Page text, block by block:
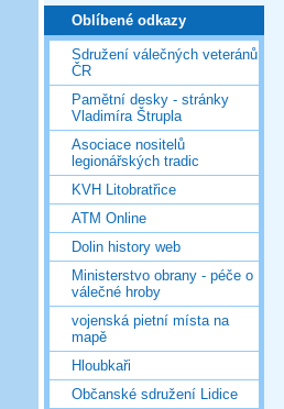
Oblíbené odkazy
Sdružení válečných veteránů
ČR
Pamětní desky - stránky
Vladimíra Štrupla
Asociace nositelů
legionářských tradic
KVH Litobratřice
ATM Online
Dolin history web
Ministerstvo obrany - péče o
válečné hroby
vojenská pietní místa na
mapě
Hloubkaři
Občanské sdružení Lidice